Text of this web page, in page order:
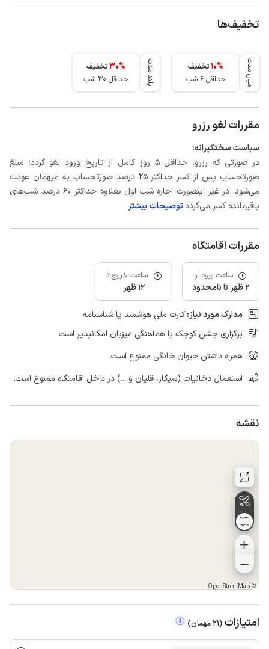
تخفیف‌ها
میان مدت 10%
تخفیف
حداقل 6 شب
بلند مدت 30%
تخفیف
حداقل 30 شب
مقررات لغو رزرو
سیاست سختگیرانه:
در صورتی که رزرو، حداقل 5 روز کامل از تاریخ ورود لغو گردد؛ مبلغ
صورتحساب پس از کسر حداکثر 25 درصد صورتحساب به میهمان عودت
می‌شود. در غیر اینصورت اجاره شب اول بعلاوه حداکثر 60 درصد شب‌های
باقیمانده کسر می‌گردد.توضیحات بیشتر
مقررات اقامتگاه
ساعت ورود از
2 ظهر تا نامحدود
ساعت خروج تا
12 ظهر
مدارک مورد نیاز:کارت ملی هوشمند یا شناسنامه
برگزاری جشن کوچک با هماهنگی میزبان امکانپذیر است.
همراه داشتن حیوان خانگی ممنوع است.
استعمال دخانیات (سیگار، قلیان و ...) در داخل اقامتگاه ممنوع است.
نقشه
©
OpenStreetMap
امتیازات (
21مهمان)